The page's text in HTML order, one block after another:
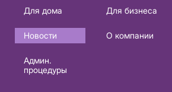
Основная
навигация
RU
Для дома Для бизнеса
Новости
О компании
Админ.
процедуры